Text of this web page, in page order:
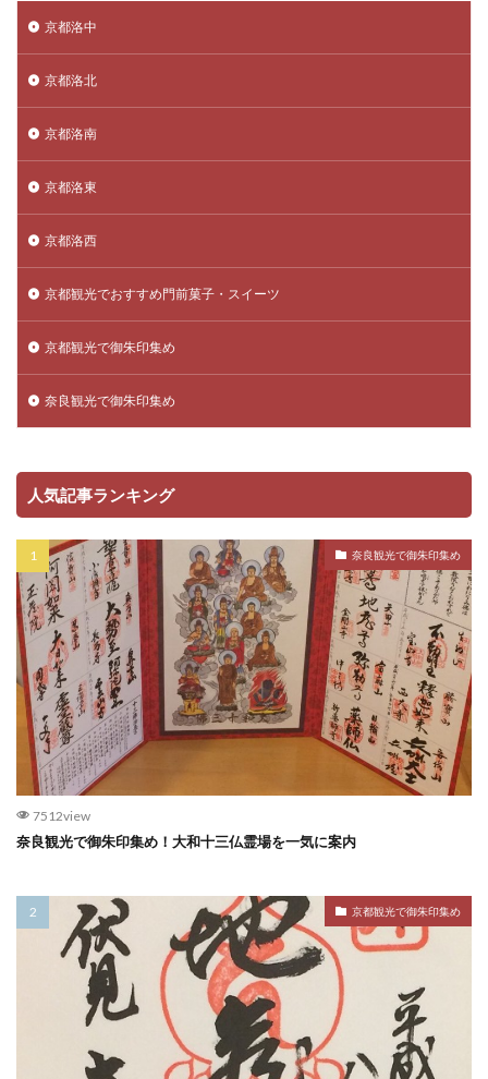
京都洛中
京都洛北
京都洛南
京都洛東
京都洛西
京都観光でおすすめ門前菓子・スイーツ
京都観光で御朱印集め
奈良観光で御朱印集め
人気記事ランキング
奈良観光で御朱印集め
7512view
奈良観光で御朱印集め！大和十三仏霊場を一気に案内
京都観光で御朱印集め